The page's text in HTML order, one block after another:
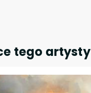
tego artysty